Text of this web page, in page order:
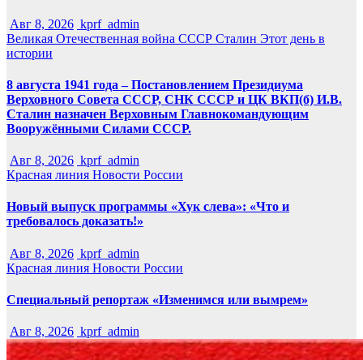
Авг 8, 2026 kprf_admin
Великая Отечественная война СССР Сталин Этот день в
истории
8 августа 1941 года – Постановлением Президиума
Верховного Совета СССР, СНК СССР и ЦК ВКП(б) И.В.
Сталин назначен Верховным Главнокомандующим
Вооружёнными Силами СССР.
Авг 8, 2026 kprf_admin
Красная линия Новости России
Новый выпуск программы «Хук слева»: «Что и
требовалось доказать!»
Авг 8, 2026 kprf_admin
Красная линия Новости России
Специальный репортаж «Изменимся или вымрем»
Авг 8, 2026 kprf_admin